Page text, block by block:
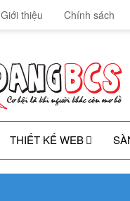
Giới thiệu Chính sách
THIẾT KẾ WEB